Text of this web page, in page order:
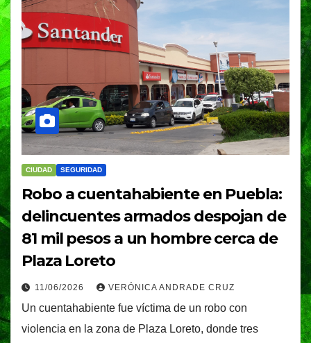
CIUDAD SEGURIDAD
Robo a cuentahabiente en Puebla:
delincuentes armados despojan de
81 mil pesos a un hombre cerca de
Plaza Loreto
11/06/2026 VERÓNICA ANDRADE CRUZ
Un cuentahabiente fue víctima de un robo con
violencia en la zona de Plaza Loreto, donde tres